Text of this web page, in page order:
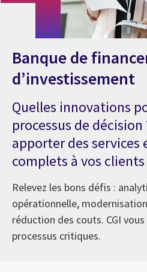
Banque de
d’investissement
Quelles innovations
processus de
apporter des services
complets à vos clients
Relevez les bons défis :
opérationnelle,
réduction des couts. CGI
processus critiques.